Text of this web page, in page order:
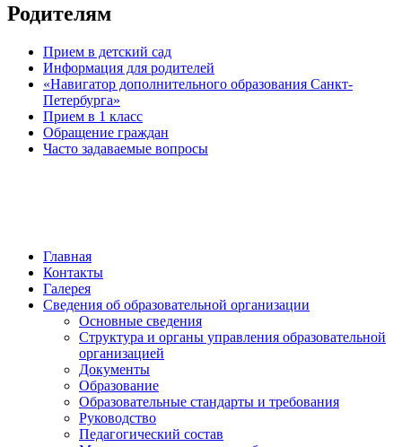
Родителям
Прием в детский сад
Информация для родителей
«Навигатор дополнительного образования Санкт-
Петербурга»
Прием в 1 класс
Обращение граждан
Часто задаваемые вопросы
Главная
Контакты
Галерея
Сведения об образовательной организации
Основные сведения
Структура и органы управления образовательной
организацией
Документы
Образование
Образовательные стандарты и требования
Руководство
Педагогический состав